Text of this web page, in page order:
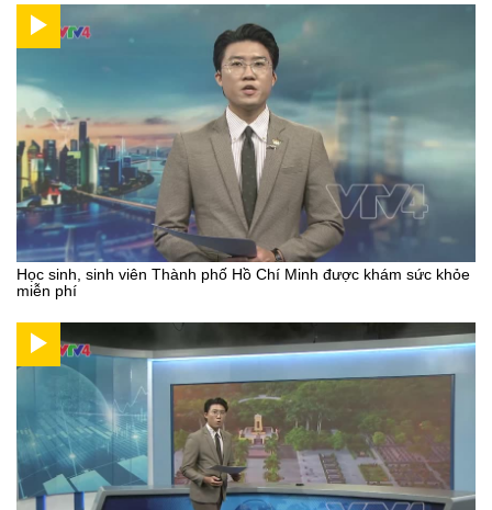
Học sinh, sinh viên Thành phố Hồ Chí Minh được khám sức khỏe
miễn phí